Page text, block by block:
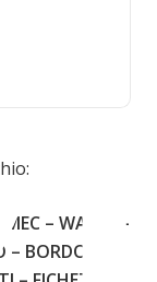
– WALLY –
BORDOGNA